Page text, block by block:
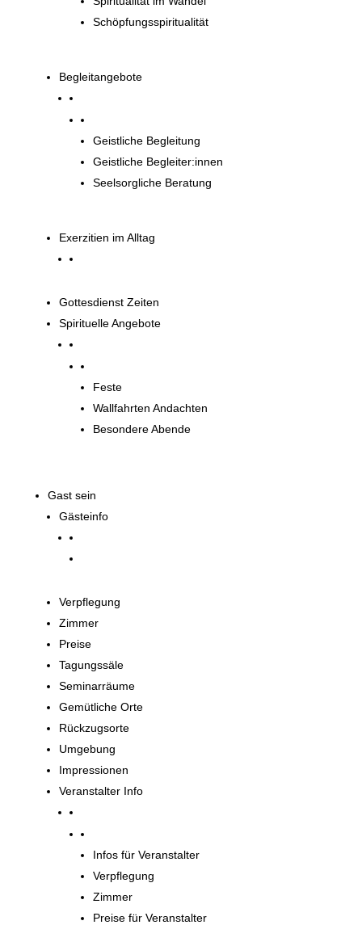
Schöpfungsspiritualität
Begleitangebote
Geistliche Begleitung
Geistliche Begleiter:innen
Seelsorgliche Beratung
Exerzitien im Alltag
Gottesdienst Zeiten
Spirituelle Angebote
Feste
Wallfahrten Andachten
Besondere Abende
Gast sein
Gästeinfo
Verpflegung
Zimmer
Preise
Tagungssäle
Seminarräume
Gemütliche Orte
Rückzugsorte
Umgebung
Impressionen
Veranstalter Info
Infos für Veranstalter
Verpflegung
Zimmer
Preise für Veranstalter